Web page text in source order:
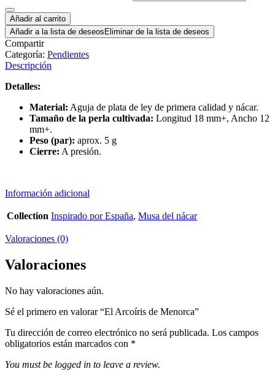
Añadir al carrito
Añadir a la lista de deseos Eliminar de la lista de deseos
Compartir
Categoría: Pendientes
Descripción
Detalles:
Material: Aguja de plata de ley de primera calidad y nácar.
Tamaño de la perla cultivada: Longitud 18 mm+, Ancho 12
mm+.
Peso (par): aprox. 5 g
Cierre: A presión.
Información adicional
Collection Inspirado por España, Musa del nácar
Valoraciones (0)
Valoraciones
No hay valoraciones aún.
Sé el primero en valorar “El Arcoíris de Menorca”
Tu dirección de correo electrónico no será publicada. Los campos
obligatorios están marcados con *
You must be logged in to leave a review.